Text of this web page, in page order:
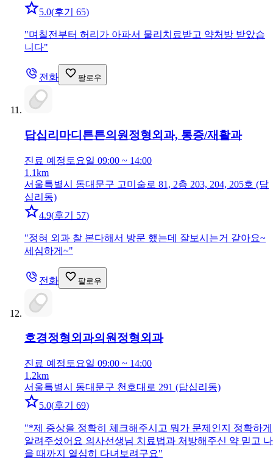
5.0(후기 65)
"며칠전부터 허리가 아파서 물리치료받고 약처방 받았습
니다"
전화 팔로우
답십리마디튼튼의원 정형외과, 통증/재활과
진료 예정 토요일 09:00 ~ 14:00
1.1km
서울특별시 동대문구 고미술로 81, 2층 203, 204, 205호 (답
십리동)
4.9(후기 57)
"정혀 외과 찰 본다해서 방문 했는데 잘보시는거 같아요~
세심하게~"
전화 팔로우
호경정형외과의원정형외과
진료 예정 토요일 09:00 ~ 14:00
1.2km
서울특별시 동대문구 천호대로 291 (답십리동)
5.0(후기 69)
"*제 증상을 정확히 체크해주시고 뭐가 문제인지 정확하게
알려주셨어요 의사선생님 치료법과 처방해주신 약 믿고 나
을 때까지 열심히 다녀보려구요"